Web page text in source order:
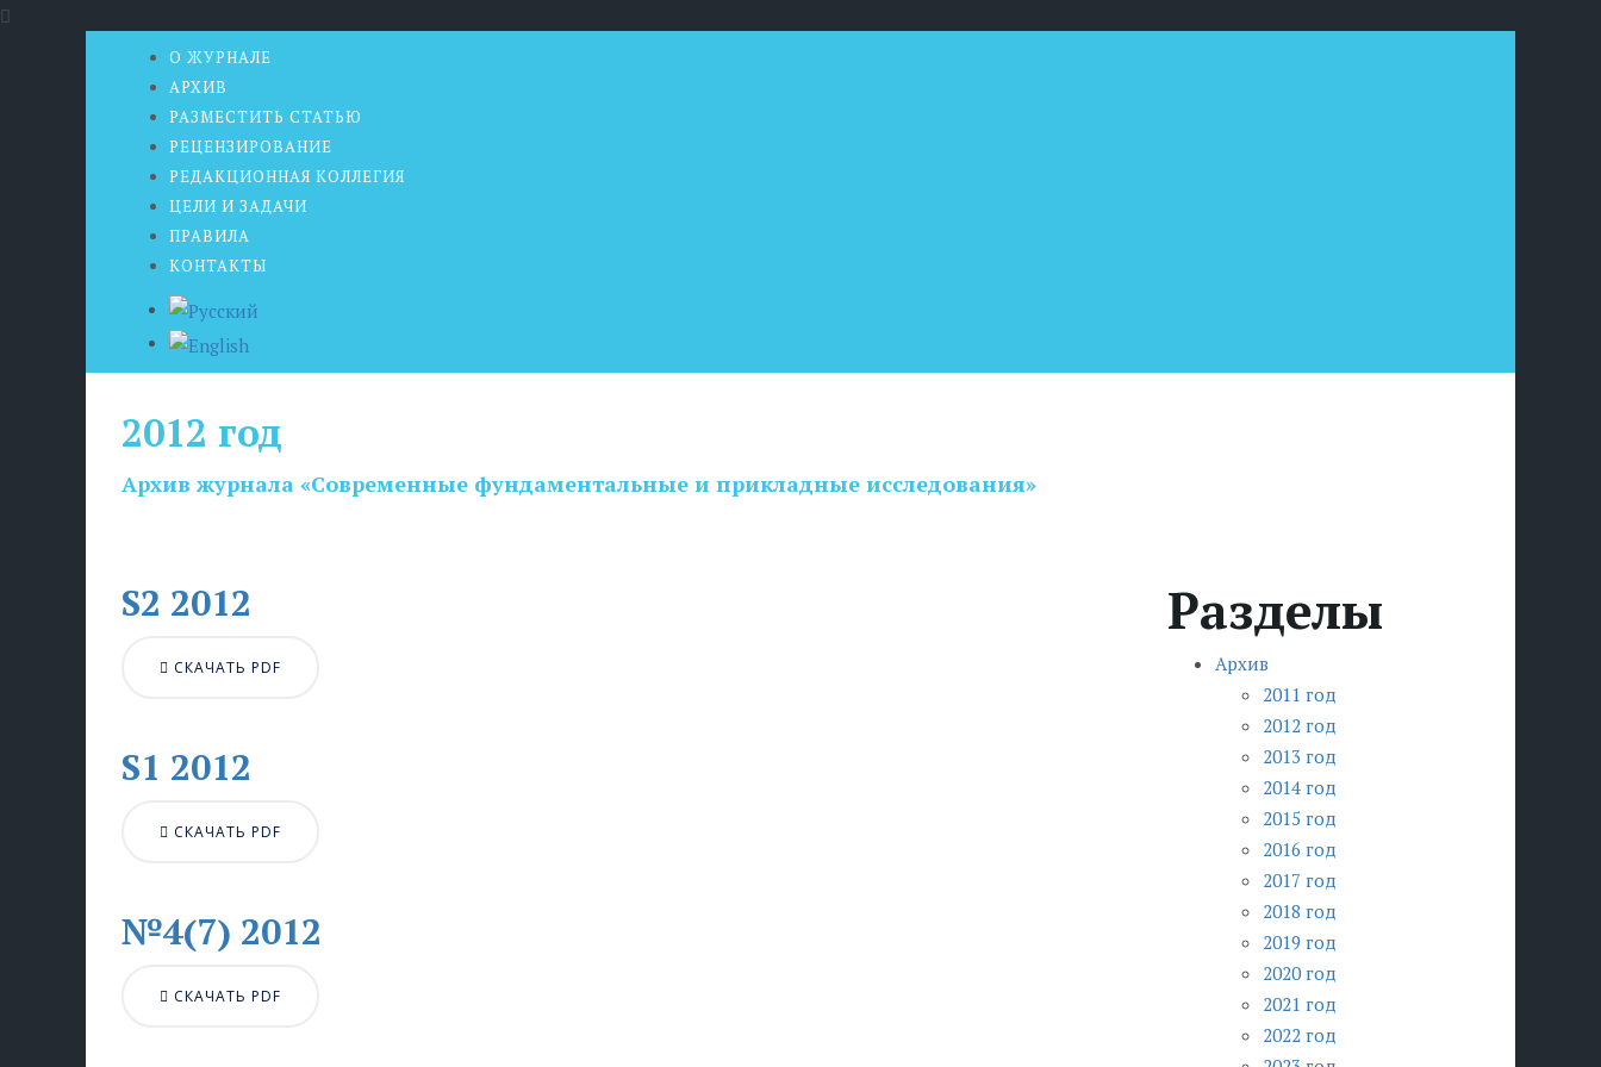
О ЖУРНАЛЕ
АРХИВ
РАЗМЕСТИТЬ СТАТЬЮ
РЕЦЕНЗИРОВАНИЕ
РЕДАКЦИОННАЯ КОЛЛЕГИЯ
ЦЕЛИ И ЗАДАЧИ
ПРАВИЛА
КОНТАКТЫ
2012 год
Архив журнала «Современные фундаментальные и прикладные исследования»
S2 2012
СКАЧАТЬ PDF
S1 2012
СКАЧАТЬ PDF
№4(7) 2012
СКАЧАТЬ PDF
Разделы
Архив
2011 год
2012 год
2013 год
2014 год
2015 год
2016 год
2017 год
2018 год
2019 год
2020 год
2021 год
2022 год